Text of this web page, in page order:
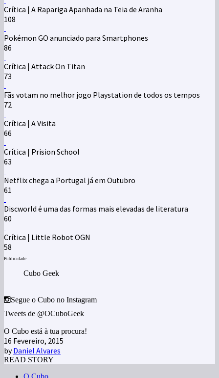
Crítica | A Rapariga Apanhada na Teia de Aranha
108
Pokémon GO anunciado para Smartphones
86
Crítica | Attack On Titan
73
Fãs votam no melhor jogo Playstation de todos os tempos
72
Crítica | A Visita
66
Crítica | Prision School
63
Netflix chega a Portugal já em Outubro
61
Discworld é uma das formas mais elevadas de literatura
60
Crítica | Little Robot OGN
58
Publicidade
Cubo Geek
Segue o Cubo no Instagram
Tweets de @OCuboGeek
O Cubo está à tua procura!
16 Fevereiro, 2015
byDaniel Alvares
READ STORY
O Cubo